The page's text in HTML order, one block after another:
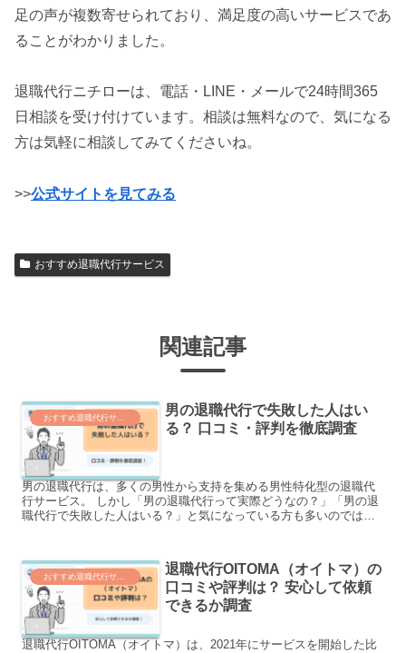
足の声が複数寄せられており、満足度の高いサービスであ
ることがわかりました。
退職代行ニチローは、電話・LINE・メールで24時間365
日相談を受け付けています。相談は無料なので、気になる
方は気軽に相談してみてくださいね。
>>公式サイトを見てみる
おすすめ退職代行サービス
関連記事
おすすめ退職代行サービス
男の退職代行で失敗した人はい
る？ 口コミ・評判を徹底調査
男の退職代行は、多くの男性から支持を集める男性特化型の退職代
行サービス。 しかし「男の退職代行って実際どうなの？」「男の退
職代行で失敗した人はいる？」と気になっている方も多いのではな
退職代行OITOMA（オイトマ）の
口コミや評判は？ 安心して依頼
できるか調査
退職代行OITOMA（オイトマ）は、2021年にサービスを開始した比